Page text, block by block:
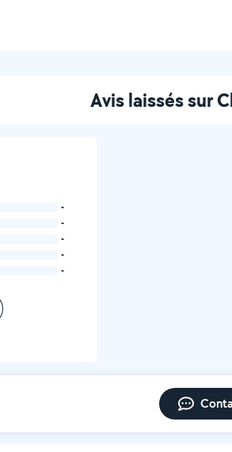
Avis laissés sur
-
-
-
-
-